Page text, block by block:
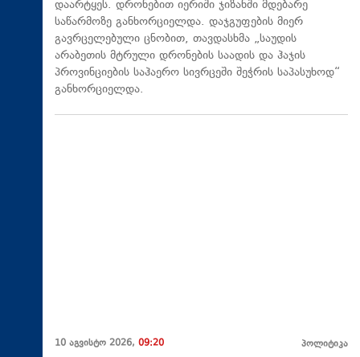
დაარტყეს. დრონებით იერიში ჯიზანში მდებარე
საწარმოზე განხორციელდა. დაჯგუფების მიერ
გავრცელებული ცნობით, თავდასხმა „საუდის
არაბეთის მტრული დრონების საადის და ჰაჯის
პროვინციების საჰაერო სივრცეში შეჭრის საპასუხოდ“
განხორციელდა.
10 აგვისტო 2026, 09:20 პოლიტიკა